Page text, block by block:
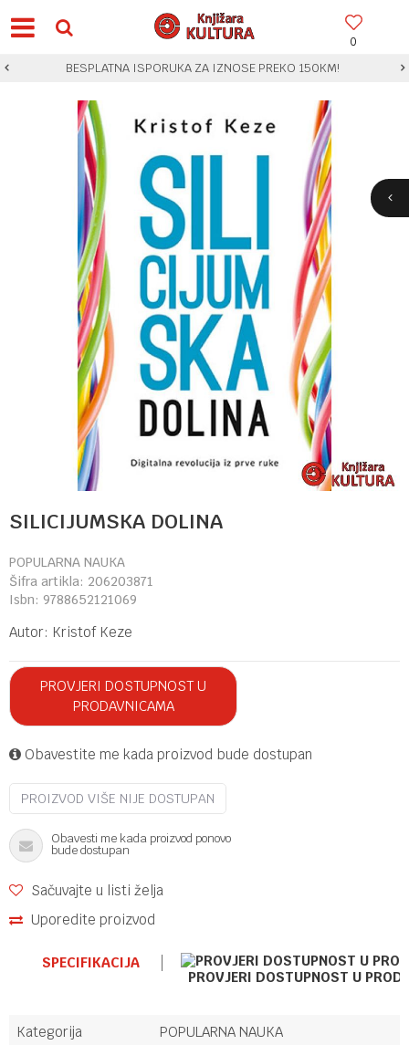
0
BESPLATNA ISPORUKA ZA IZNOSE PREKO 150KM!
SILICIJUMSKA DOLINA
POPULARNA NAUKA
Šifra artikla: 206203871
Isbn: 9788652121069
Autor: Kristof Keze
PROVJERI DOSTUPNOST U
PRODAVNICAMA
Obavestite me kada proizvod bude dostupan
PROIZVOD VIŠE NIJE DOSTUPAN
Obavesti me kada proizvod ponovo
bude dostupan
Sačuvajte u listi želja
Uporedite proizvod
SPECIFIKACIJA
PROVJERI DOSTUPNOST U
Kategorija
POPULARNA NAUKA